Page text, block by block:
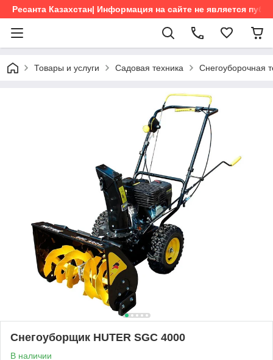
Ресанта Казахстан| Информация на сайте не является
Товары и услуги Садовая техника Снегоуборочная
Снегоуборщик HUTER SGC 4000
В наличии